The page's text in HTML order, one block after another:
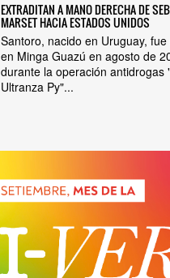
EXTRADITAN A MANO DERECHA DE
MARSET HACIA ESTADOS UNIDOS
Santoro, nacido en Uruguay,
en Minga Guazú en agosto de
durante la operación antidrogas
Ultranza Py"...